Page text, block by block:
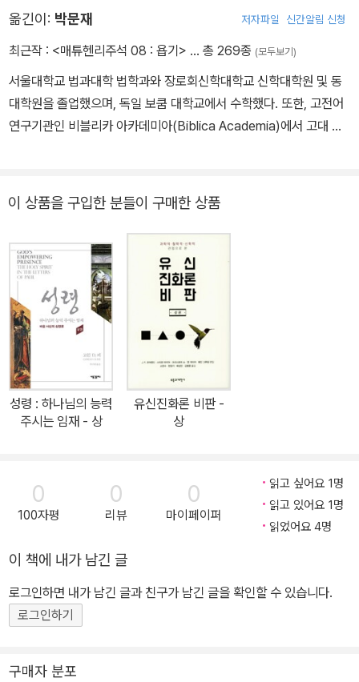
‘신약의 구약 사용 주석 시리즈’의 『사도행전, 로마서』(공저, CLC)
등이 국내에 소개돼 독자들의 큰 호응을 얻고 있다.
옮긴이: 박문재 저자파일 신간알림 신청
최근작 : <매튜헨리주석 08 : 욥기> … 총 269종 (모두보기)
서울대학교 법과대학 법학과와 장로회신학대학교 신학대학원 및 동
대학원을 졸업했으며, 독일 보쿰 대학교에서 수학했다. 또한, 고전어
연구기관인 비블리카 아카데미아(Biblica Academia)에서 고대 그
역해왔다. 역서로는 『자유론』(존 스튜어트 밀), 『프로테스탄트 윤리
원전을 번역한 책으로 『고백록』(아우구스티누스), 『철학의 위안』(보
에티우스), 『유토피아』(토머스 모어), 『우신예찬』(에라스무스) 등이
있다. 그리스어 원전에서 옮긴 아우렐리우스의 『명상록』과 『소크라
테스의 변명·크리톤·파이돈·향연』, 『아리스토텔레스 정치학』, 『아리
스토텔레스 수사학』, 『아리스토텔레스 시학』, 『니코마코스 윤리학』,
『이솝 우화 전집』 등은 매끄러운 번역으로 독자들의 호평을 받고 있
다.
이 상품을 구입한 분들이 구매한 상품
성령 : 하나님의 능력
주시는 임재 - 상
유신진화론 비판 -
상
0
100자평
0
리뷰
0
마이페이퍼
읽고 싶어요 1명
읽고 있어요 1명
읽었어요 4명
이 책에 내가 남긴 글
로그인하면 내가 남긴 글과 친구가 남긴 글을 확인할 수 있습니다.
로그인하기
구매자 분포